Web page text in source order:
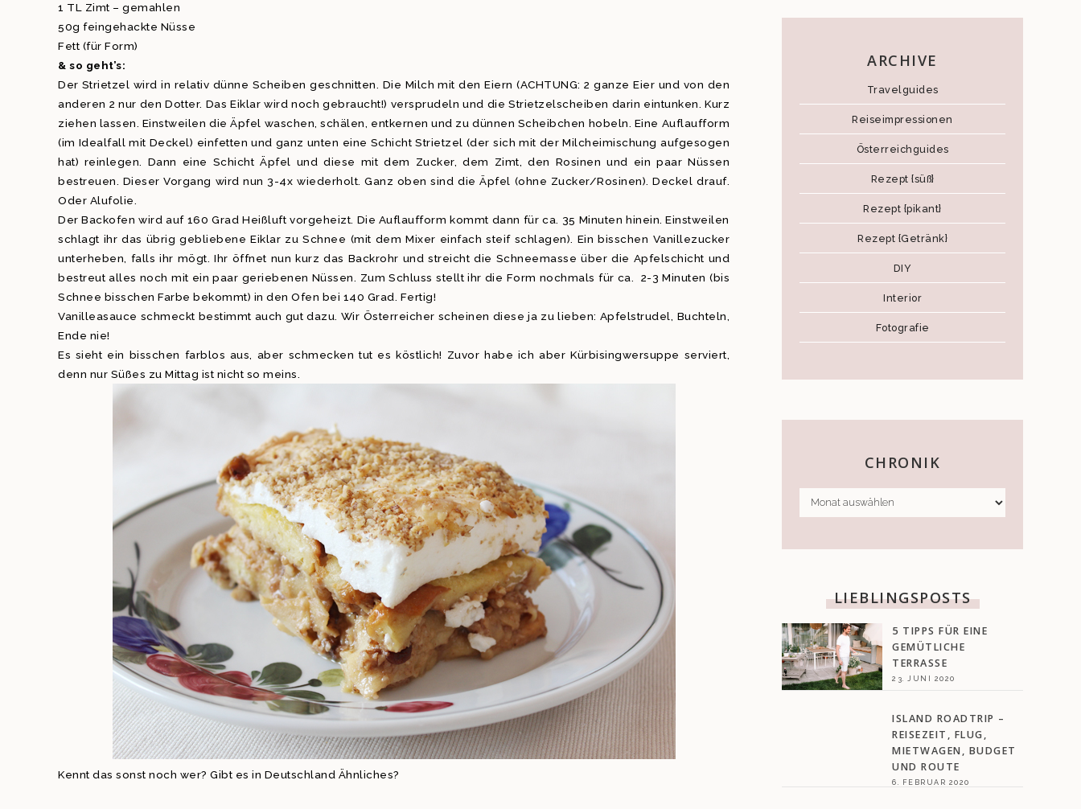
1 TL Zimt – gemahlen
50g feingehackte Nüsse
Fett (für Form)
& so geht’s:
Der Strietzel wird in relativ dünne Scheiben geschnitten. Die Milch mit den Eiern (ACHTUNG: 2 ganze Eier und von den
anderen 2 nur den Dotter. Das Eiklar wird noch gebraucht!) versprudeln und die Strietzelscheiben darin eintunken. Kurz
ziehen lassen. Einstweilen die Äpfel waschen, schälen, entkernen und zu dünnen Scheibchen hobeln. Eine Auflaufform
(im Idealfall mit Deckel) einfetten und ganz unten eine Schicht Strietzel (der sich mit der Milcheimischung aufgesogen
hat) reinlegen. Dann eine Schicht Äpfel und diese mit dem Zucker, dem Zimt, den Rosinen und ein paar Nüssen
bestreuen. Dieser Vorgang wird nun 3-4x wiederholt. Ganz oben sind die Äpfel (ohne Zucker/Rosinen). Deckel drauf.
Oder Alufolie.
Der Backofen wird auf 160 Grad Heißluft vorgeheizt. Die Auflaufform kommt dann für ca. 35 Minuten hinein. Einstweilen
schlagt ihr das übrig gebliebene Eiklar zu Schnee (mit dem Mixer einfach steif schlagen). Ein bisschen Vanillezucker
unterheben, falls ihr mögt. Ihr öffnet nun kurz das Backrohr und streicht die Schneemasse über die Apfelschicht und
bestreut alles noch mit ein paar geriebenen Nüssen. Zum Schluss stellt ihr die Form nochmals für ca. 2-3 Minuten (bis
Schnee bisschen Farbe bekommt) in den Ofen bei 140 Grad. Fertig!
Vanilleasauce schmeckt bestimmt auch gut dazu. Wir Österreicher scheinen diese ja zu lieben: Apfelstrudel, Buchteln,
Ende nie!
Es sieht ein bisschen farblos aus, aber schmecken tut es köstlich! Zuvor habe ich aber Kürbisingwersuppe serviert,
denn nur Süßes zu Mittag ist nicht so meins.
Kennt das sonst noch wer? Gibt es in Deutschland Ähnliches?
ARCHIVE
Travelguides
Reiseimpressionen
Österreichguides
Rezept {süß}
Rezept {pikant}
Rezept {Getränk}
DIY
Interior
Fotografie
CHRONIK
CHRONIK
LIEBLINGSPOSTS
5 TIPPS FÜR EINE
GEMÜTLICHE
TERRASSE
23. JUNI 2020
ISLAND ROADTRIP –
REISEZEIT, FLUG,
MIETWAGEN, BUDGET
UND ROUTE
6. FEBRUAR 2020